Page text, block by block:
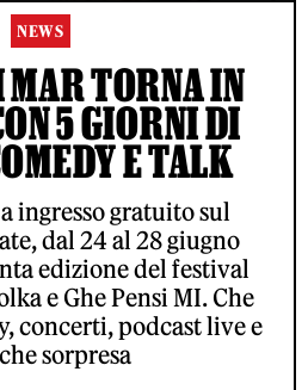
NEWS
MAR TORNA IN
5 GIORNI DI
E TALK
ingresso gratuito sul
dal 24 al 28 giugno
edizione del festival
e Ghe Pensi MI. Che
concerti, podcast live e
sorpresa